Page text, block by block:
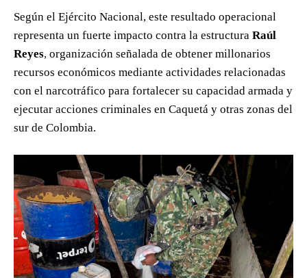
Según el Ejército Nacional, este resultado operacional
representa un fuerte impacto contra la estructura Raúl
Reyes, organización señalada de obtener millonarios
recursos económicos mediante actividades relacionadas
con el narcotráfico para fortalecer su capacidad armada y
ejecutar acciones criminales en Caquetá y otras zonas del
sur de Colombia.